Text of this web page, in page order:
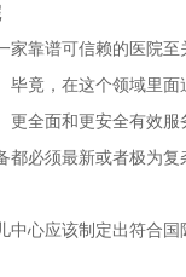
家靠谱可信赖的医院
毕竟，在这个领域里
更全面和更安全有效服
都必须最新或者极为
中心应该制定出符合